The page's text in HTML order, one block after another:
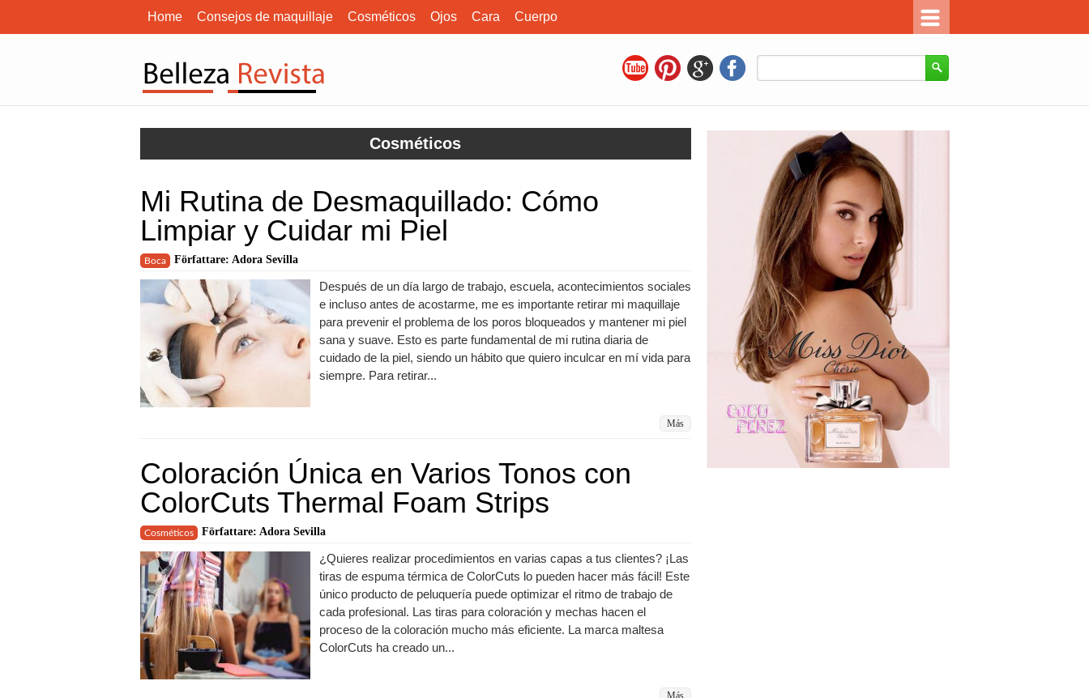
Home Consejos de maquillaje Cosméticos Ojos Cara Cuerpo
Cosméticos
Mi Rutina de Desmaquillado: Cómo
Limpiar y Cuidar mi Piel
Boca Författare: Adora Sevilla
Después de un día largo de trabajo, escuela, acontecimientos sociales
e incluso antes de acostarme, me es importante retirar mi maquillaje
para prevenir el problema de los poros bloqueados y mantener mi piel
sana y suave. Esto es parte fundamental de mi rutina diaria de
cuidado de la piel, siendo un hábito que quiero inculcar en mí vida para
siempre. Para retirar...
Más
Coloración Única en Varios Tonos con
ColorCuts Thermal Foam Strips
Cosméticos Författare: Adora Sevilla
¿Quieres realizar procedimientos en varias capas a tus clientes? ¡Las
tiras de espuma térmica de ColorCuts lo pueden hacer más fácil! Este
único producto de peluquería puede optimizar el ritmo de trabajo de
cada profesional. Las tiras para coloración y mechas hacen el
proceso de la coloración mucho más eficiente. La marca maltesa
ColorCuts ha creado un...
Más